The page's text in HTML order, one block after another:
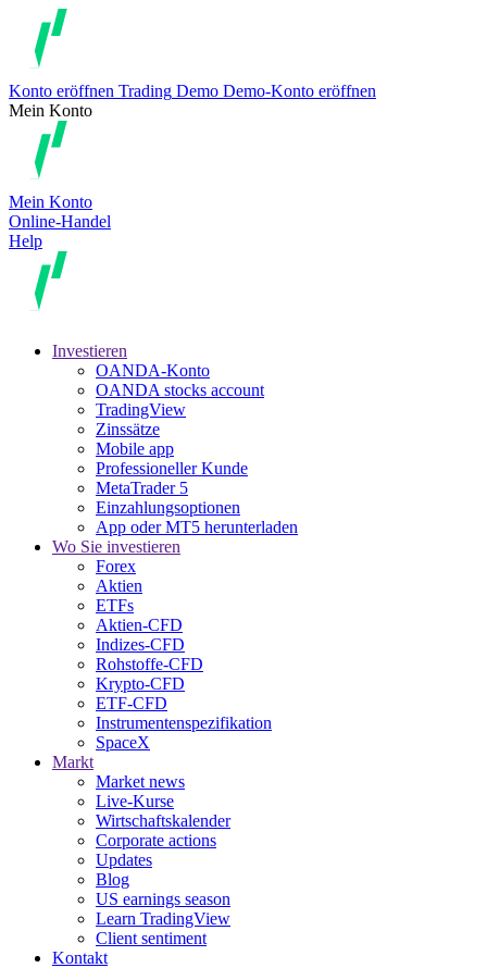
Konto eröffnen Trading Demo Demo-Konto eröffnen
Mein Konto
Mein Konto
Online-Handel
Help
Investieren
OANDA-Konto
OANDA stocks account
TradingView
Zinssätze
Mobile app
Professioneller Kunde
MetaTrader 5
Einzahlungsoptionen
App oder MT5 herunterladen
Wo Sie investieren
Forex
Aktien
ETFs
Aktien-CFD
Indizes-CFD
Rohstoffe-CFD
Krypto-CFD
ETF-CFD
Instrumentenspezifikation
SpaceX
Markt
Market news
Live-Kurse
Wirtschaftskalender
Corporate actions
Updates
Blog
US earnings season
Learn TradingView
Client sentiment
Kontakt